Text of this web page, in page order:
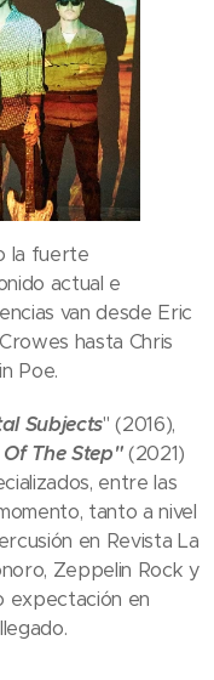
la fuerte
actual e
van desde Eric
hasta Chris
Poe.
Subjects" (2016),
The Step"(2021)
entre las
tanto a nivel
en Revista La
Zeppelin Rock y
expectación en